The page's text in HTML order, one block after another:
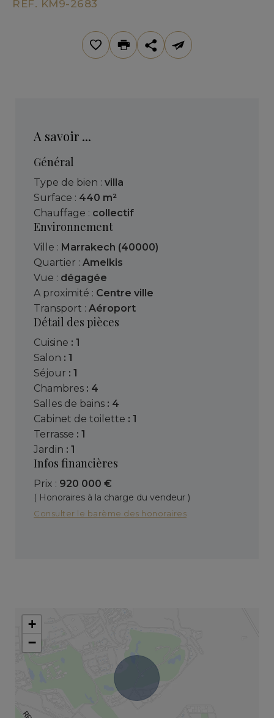
REF. KM9-2683
A savoir ...
Général
Type de bien : villa
Surface : 440 m²
Chauffage : collectif
Environnement
Ville : Marrakech (40000)
Quartier : Amelkis
Vue : dégagée
A proximité : Centre ville
Transport : Aéroport
Détail des pièces
cuisine : 1
salon : 1
séjour : 1
chambres : 4
salles de bains : 4
cabinet de toilette : 1
terrasse : 1
jardin : 1
Infos financières
Prix : 920 000 €
( Honoraires à la charge du vendeur )
Consulter le barème des honoraires
+
−